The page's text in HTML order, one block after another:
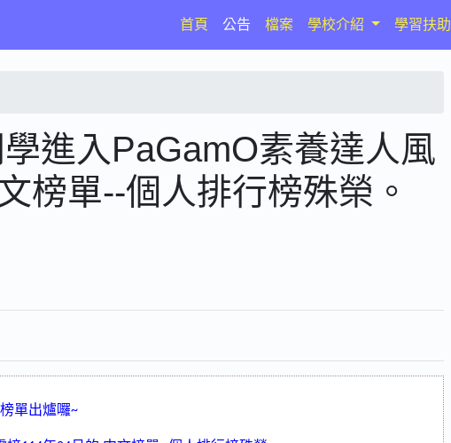
首頁(current)
公告 檔案 學校介紹 學習扶助
進入PaGamO素養達人風
榜單--個人排行榜殊榮。
單出爐囉~